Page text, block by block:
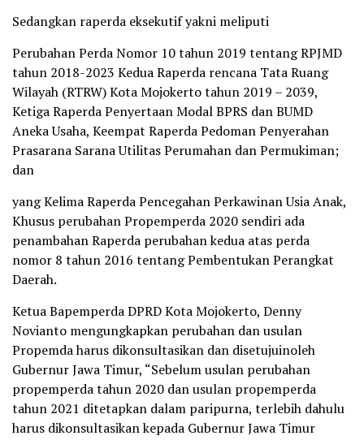
Sedangkan raperda eksekutif yakni meliputi
Perubahan Perda Nomor 10 tahun 2019 tentang RPJMD
tahun 2018-2023 Kedua Raperda rencana Tata Ruang
Wilayah (RTRW) Kota Mojokerto tahun 2019 – 2039,
Ketiga Raperda Penyertaan Modal BPRS dan BUMD
Aneka Usaha, Keempat Raperda Pedoman Penyerahan
Prasarana Sarana Utilitas Perumahan dan Permukiman;
dan
yang Kelima Raperda Pencegahan Perkawinan Usia Anak,
Khusus perubahan Propemperda 2020 sendiri ada
penambahan Raperda perubahan kedua atas perda
nomor 8 tahun 2016 tentang Pembentukan Perangkat
Daerah.
Ketua Bapemperda DPRD Kota Mojokerto, Denny
Novianto mengungkapkan perubahan dan usulan
Propemda harus dikonsultasikan dan disetujuinoleh
Gubernur Jawa Timur, “Sebelum usulan perubahan
propemperda tahun 2020 dan usulan propemperda
tahun 2021 ditetapkan dalam paripurna, terlebih dahulu
harus dikonsultasikan kepada Gubernur Jawa Timur